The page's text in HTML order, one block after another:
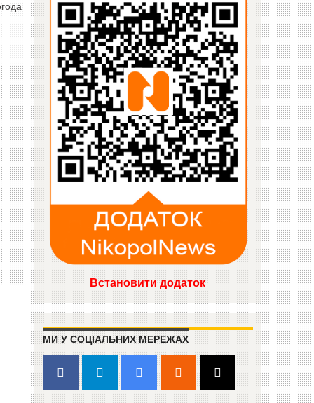
Встановити додаток
МИ У СОЦІАЛЬНИХ МЕРЕЖАХ